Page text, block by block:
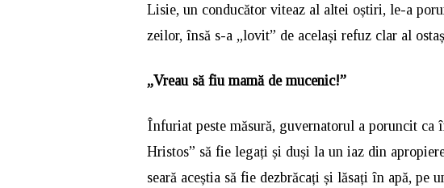
Lisie, un conducător viteaz al altei oștiri, le-a
zeilor, însă s-a „lovit” de același refuz clar al
„Vreau să fiu mamă de mucenic!”
Înfuriat peste măsură, guvernatorul a poruncit
Hristos” să fie legați și duși la un iaz din
seară aceștia să fie dezbrăcați și lăsați în apă, pe